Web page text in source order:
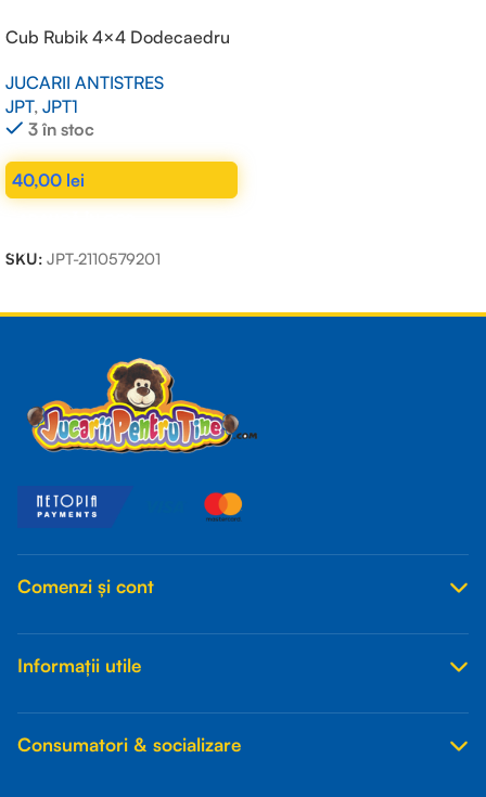
Cub Rubik 4×4 Dodecaedru
JUCARII ANTISTRES
JPT, JPT1
3 în stoc
40,00 lei
SKU: JPT-2110579201
Comenzi și cont
Informații utile
Consumatori & socializare